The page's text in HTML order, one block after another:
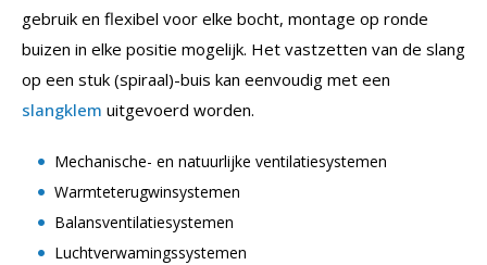
gebruik en flexibel voor elke bocht, montage op ronde
buizen in elke positie mogelijk. Het vastzetten van de slang
op een stuk (spiraal)-buis kan eenvoudig met een
slangklem uitgevoerd worden.
Mechanische- en natuurlijke ventilatiesystemen
Warmteterugwinsystemen
Balansventilatiesystemen
Luchtverwamingssystemen